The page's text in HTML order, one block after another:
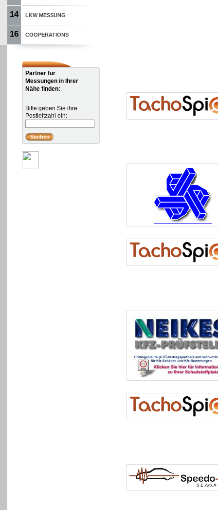
14 LKW MESSUNG
16 COOPERATIONS
Partner für
Messungen in Ihrer
Nähe finden:
Bitte geben Sie ihre
Postleitzahl ein: